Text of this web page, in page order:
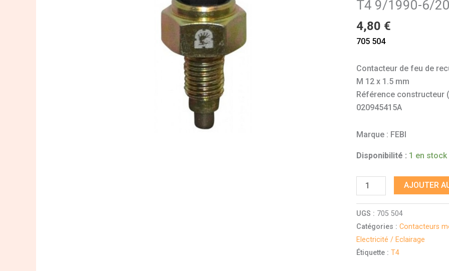
T4 9/1990-6/
4,80 €
705 504
Contacteur de feu de
M 12 x 1.5 mm
Référence constructeur
020945415A
Marque : FEBI
Disponibilité : 1 en
transporter
T4
9/1990-
AJOUTER
UGS : 705 504
Catégories :Contacteurs
Electricité / Eclairage
Étiquette :T4